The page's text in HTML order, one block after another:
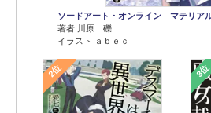
ソードアート・オンライン マテリア
著者 川原 礫
イラスト ａｂｅｃ
2位 3位